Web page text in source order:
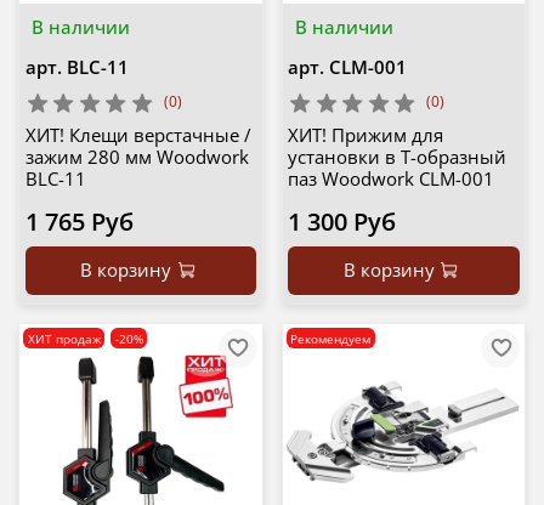
В наличии
арт. BLC-11
(0)
ХИТ! Клещи верстачные /
зажим 280 мм Woodwork
BLC-11
1 765 Руб
В корзину
В наличии
арт. CLM-001
(0)
ХИТ! Прижим для
установки в T-образный
паз Woodwork CLM-001
1 300 Руб
В корзину
ХИТ продаж -20% Рекомендуем